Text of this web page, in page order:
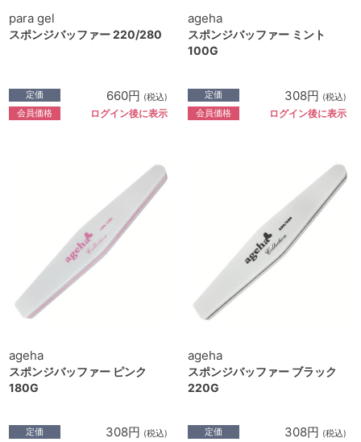
para gel
スポンジバッファー 220/280
定価 660円 (税込)
会員価格 ログイン後に表示
ageha
スポンジバッファー ミント
100G
定価 308円 (税込)
会員価格 ログイン後に表示
ageha
スポンジバッファー ピンク
180G
定価 308円 (税込)
ageha
スポンジバッファー ブラック
220G
定価 308円 (税込)